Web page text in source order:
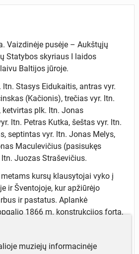
Vaizdinėje pusėje – Aukštųjų
Statybos skyriaus I laidos
Baltijos jūroje.
ltn. Stasys Eidukaitis, antras vyr.
(Kačionis), trečias vyr. ltn.
ketvirtas plk. ltn. Jonas
ltn. Petras Kutka, šeštas vyr. ltn.
septintas vyr. ltn. Jonas Melys,
Maculevičius (pasisukęs
Juozas Straševičius.
kursų klausytojai vyko į
ir Šventojoje, kur apžiūrėjo
ir pastatus. Aplankė
1866 m. konstrukcijos fortą,
statybos muziejų, celiuliozės
Šventosios žvejų uostą,
Klaipėdos miesto
muziejų informacinėje